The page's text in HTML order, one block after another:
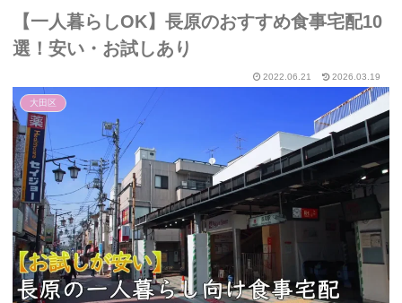
【一人暮らしOK】長原のおすすめ食事宅配10
選！安い・お試しあり
2022.06.21 2026.03.19
大田区